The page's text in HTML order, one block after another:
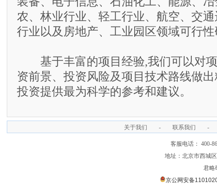
农、林业行业、轻工行业、航空、交
行业以及房地产、工业园区领域可行
基于丰富的项目经验,我们可以对项
资前景、投资风险及项目技术路线做
投资提供最为科学的参考和建议。
关于我们 - 联系我们 -
客服电话： 400-
地址：北京市西城
君略
京公网安备